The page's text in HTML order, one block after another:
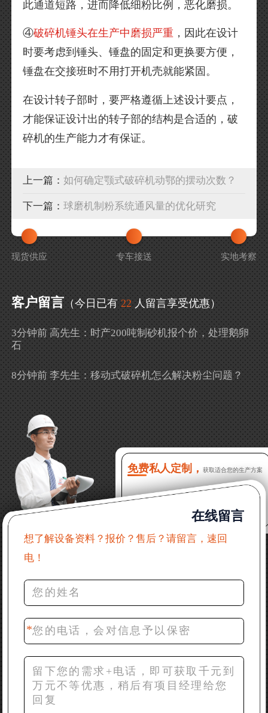
此通道短路，进而降低细粉比例，恶化磨损。
④破碎机锤头在生产中磨损严重 ，因此在设计
时要考虑到锤头、锤盘的固定和更换要方便，
锤盘在交接班时不用打开机壳就能紧固。
在设计转子部时，要严格遵循上述设计要点，
才能保证设计出的转子部的结构是合适的，破
碎机的生产能力才有保证。
上一篇：如何确定颚式破碎机动鄂的摆动次数？
下一篇：球磨机制粉系统通风量的优化研究
现货供应 专车接送 实地考察
客户留言 （今日已有 22 人留言享受优惠）
3分钟前 高先生：时产200吨制砂机报个价，处理鹅卵
石
8分钟前 李先生：移动式破碎机怎么解决粉尘问题？
吗？
16分钟前 程先生：破碎生产线出个方案及报价，有什
么售后服务？
22分钟前 郑女士：想了解时产500吨锤破，加工石灰石
31分钟前 吴先生：成套石头破碎设备有吗？给个详细
产品资料
36分钟前 罗先生：每小时100吨左右的鄂破和反击破，
42分钟前 梁先生：膨润土磨到200目，用什么磨粉设
备？
免费私人定制， 获取适合您的生产方案
在线留言
想了解设备资料？报价？售后？请留言，速回
电！